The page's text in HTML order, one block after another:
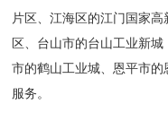
片区、江海区的江门国家高
区、台山市的台山工业新
市的鹤山工业城、恩平市
服务。